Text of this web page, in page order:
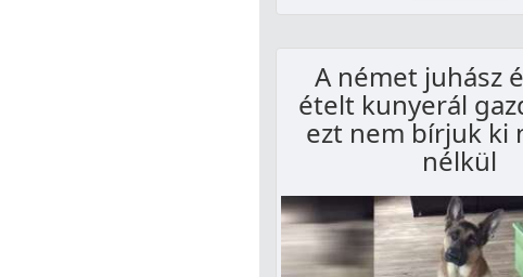
A német juhász
ételt kunyerál
ezt nem bírjuk ki
nélkül